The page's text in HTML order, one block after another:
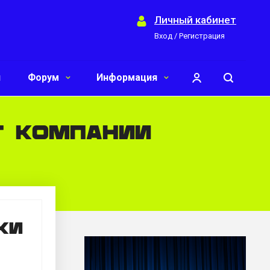
Личный кабинет
Вход / Регистрация
Форум Информация
компании